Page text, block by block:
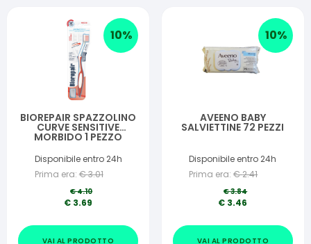
10%
BIOREPAIR SPAZZOLINO
CURVE SENSITIVE
MORBIDO 1 PEZZO
Disponibile entro 24h
Prima era: €3.01
€4.10
€ 3.69
VAI AL PRODOTTO
10%
AVEENO BABY
SALVIETTINE 72 PEZZI
Disponibile entro 24h
Prima era: €2.41
€3.84
€ 3.46
VAI AL PRODOTTO